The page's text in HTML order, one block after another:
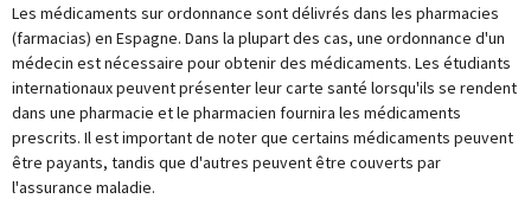
Les médicaments sur ordonnance sont délivrés dans les pharmacies
(farmacias) en Espagne. Dans la plupart des cas, une ordonnance d'un
médecin est nécessaire pour obtenir des médicaments. Les étudiants
internationaux peuvent présenter leur carte santé lorsqu'ils se rendent
dans une pharmacie et le pharmacien fournira les médicaments
prescrits. Il est important de noter que certains médicaments peuvent
être payants, tandis que d'autres peuvent être couverts par
l'assurance maladie.